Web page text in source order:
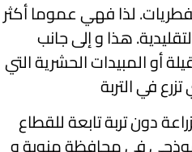
لذا فهي عموما أكثر
هذا و إلى جانب
أو المبيدات الحشرية التي
في التربة
للزراعة دون تربة تابعة للقطاع